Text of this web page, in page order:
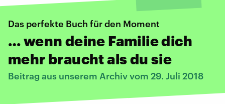
Das perfekte Buch für den Moment
… wenn deine Familie dich
mehr braucht als du sie
Beitrag aus unserem Archiv vom 29. Juli 2018